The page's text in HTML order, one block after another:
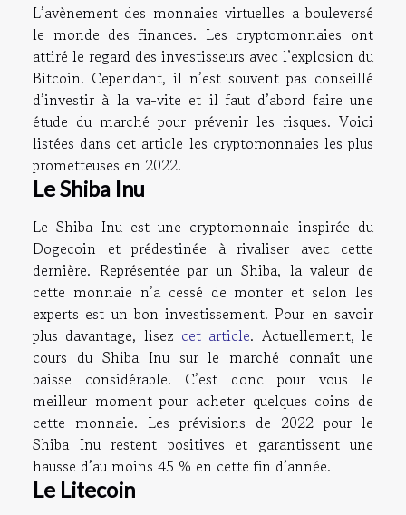
L’avènement des monnaies virtuelles a bouleversé
le monde des finances. Les cryptomonnaies ont
attiré le regard des investisseurs avec l’explosion du
Bitcoin. Cependant, il n’est souvent pas conseillé
d’investir à la va-vite et il faut d’abord faire une
étude du marché pour prévenir les risques. Voici
listées dans cet article les cryptomonnaies les plus
prometteuses en 2022.
Le Shiba Inu
Le Shiba Inu est une cryptomonnaie inspirée du
Dogecoin et prédestinée à rivaliser avec cette
dernière. Représentée par un Shiba, la valeur de
cette monnaie n’a cessé de monter et selon les
experts est un bon investissement. Pour en savoir
plus davantage, lisez cet article. Actuellement, le
cours du Shiba Inu sur le marché connaît une
baisse considérable. C’est donc pour vous le
meilleur moment pour acheter quelques coins de
cette monnaie. Les prévisions de 2022 pour le
Shiba Inu restent positives et garantissent une
hausse d’au moins 45 % en cette fin d’année.
Le Litecoin